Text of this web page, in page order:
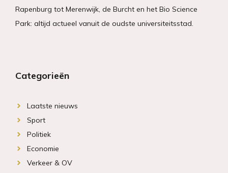
Rapenburg tot Merenwijk, de Burcht en het Bio Science
Park: altijd actueel vanuit de oudste universiteitsstad.
Categorieën
Laatste nieuws
Sport
Politiek
Economie
Verkeer & OV